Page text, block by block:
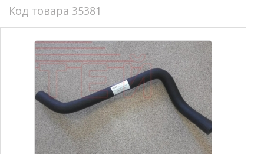
Код товара 35381